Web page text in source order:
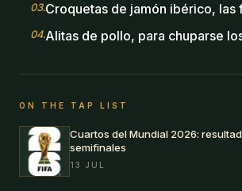
03.Croquetas de jamón ibérico, las
04.Alitas de pollo, para chuparse
ON THE TAP LIST
Cuartos del Mundial 2026:
semifinales
13 JUL